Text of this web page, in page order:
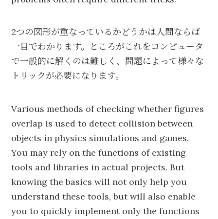
2つの図形が重なっているかどうかは人間ならば
一目でわかります。ところがこれをコンピュータ
で一般的に解くのは難しく、問題によって様々な
トリックが必要になります。
Various methods of checking whether figures
overlap is used to detect collision between
objects in physics simulations and games.
You may rely on the functions of existing
tools and libraries in actual projects. But
knowing the basics will not only help you
understand these tools, but will also enable
you to quickly implement only the functions